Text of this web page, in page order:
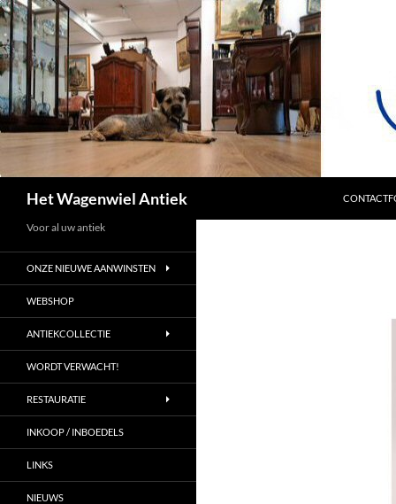
Het Wagenwiel Antiek
Voor al uw antiek
ONZE NIEUWE AANWINSTEN
WEBSHOP
ANTIEKCOLLECTIE
WORDT VERWACHT!
RESTAURATIE
INKOOP / INBOEDELS
LINKS
NIEUWS